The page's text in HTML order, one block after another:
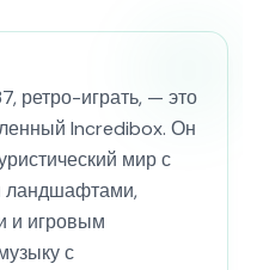
ретро-играть, — это
Incredibox. Он
мир с
ландшафтами,
и игровым
с